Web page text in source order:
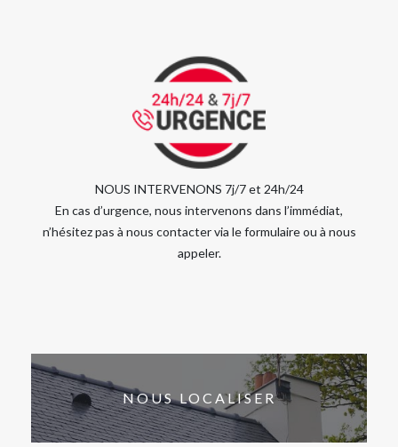
NOUS INTERVENONS 7j/7 et 24h/24
En cas d’urgence, nous intervenons dans l’immédiat,
n’hésitez pas à nous contacter via le formulaire ou à nous
appeler.
NOUS LOCALISER